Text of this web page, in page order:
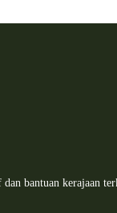
bantuan kerajaan